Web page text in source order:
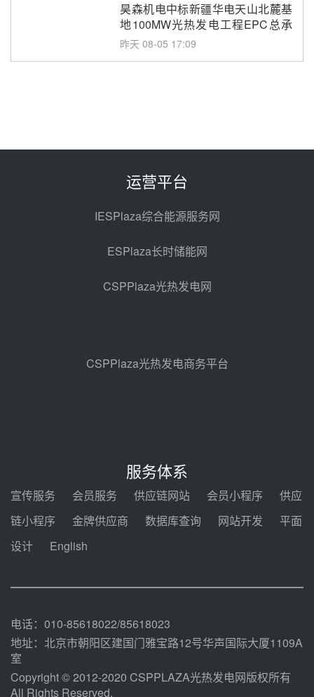
昊森机电中标新疆华电天山北麓基
地100MW光热发电工程EPC总承
包项目熔盐介质超声波流量计采购
昨天 08-05 17:09
电机组灵活性改造项目三元液态盐
2026-2029年熔盐介质框架协议
中能建华中试研院中标重能新疆
100MW光热项目机组调试及性能
试验
前天 08-05 10:41
格局
前天 08-05 09:11
锅中标格尔木项目蒸汽发生系统
甘肃建投安装公司赴京洽谈，深化
瓜州、博州光热项目战略合作
发！明确推动光热发电规模化发展
运营平台
IESPlaza综合能源服务网
ESPlaza长时储能网
CSPPlaza光热发电网
CSPPlaza光热发电商务平台
服务体系
宣传服务 会员服务 供应链网站 会员小程序
供应
链小程序
金牌供应商 数据库查询 网站开发
平面
设计
English
电话：010-85618022/85618023
地址：北京市朝阳区建国门雅宝路12号华声国际大厦1109A
室
Copyright © 2012-2020 CSPPLAZA光热发电网版权所有
All Rights Reserved.